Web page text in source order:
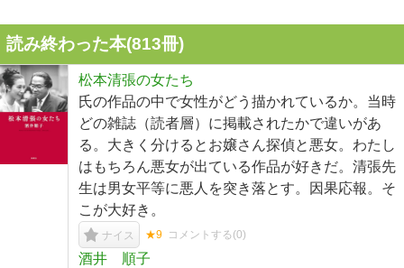
読み終わった本(813冊)
松本清張の女たち
氏の作品の中で女性がどう描かれているか。当時
どの雑誌（読者層）に掲載されたかで違いがあ
る。大きく分けるとお嬢さん探偵と悪女。わたし
はもちろん悪女が出ている作品が好きだ。清張先
生は男女平等に悪人を突き落とす。因果応報。そ
こが大好き。
ナイス ★9 コメントする(0)
酒井 順子